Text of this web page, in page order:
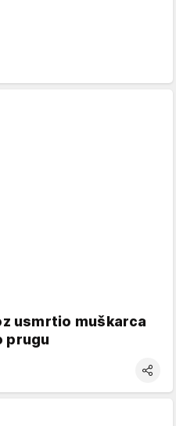
usmrtio muškarca
prugu